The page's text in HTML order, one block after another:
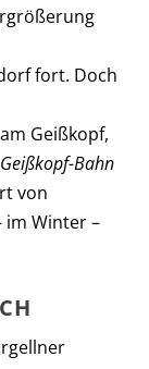
fort. Doch
Geißkopf,
Geißkopf-Bahn
von
Winter –